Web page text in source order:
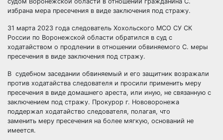
избрана мера пресечения в виде заключения под стражу.
31 марта 2023 года следователь Хохольского МСО СУ СК
России по Воронежской области обратился в суд с
ходатайством о продлении в отношении обвиняемого С. меры
пресечения в виде заключения под стражу.
В судебном заседании обвиняемый и его защитник возражали
против ходатайства следователя и просили применить меру
пресечения в виде домашнего ареста, или иную, не связанную с
заключением под стражу. Прокурор г. Нововоронежа
поддержал ходатайство следователя, полагая, что
заменить меру пресечения на более мягкую, оснований не
имеется.